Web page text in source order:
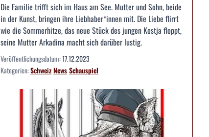
Die Familie trifft sich im Haus am See. Mutter und Sohn, beide
in der Kunst, bringen ihre Liebhaber*innen mit. Die Liebe flirrt
wie die Sommerhitze, das neue Stück des jungen Kostja floppt,
seine Mutter Arkadina macht sich darüber lustig.
Veröffentlichungsdatum:17.12.2023
Kategorien:SchweizNewsSchauspiel